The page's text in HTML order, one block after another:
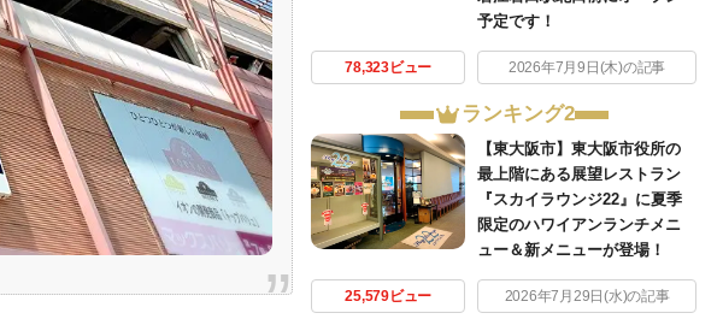
予定です！
78,323ビュー 2026年7月9日(木)の記事
ランキング2
【東大阪市】東大阪市役所の
最上階にある展望レストラン
『スカイラウンジ22』に夏季
限定のハワイアンランチメニ
ュー＆新メニューが登場！
25,579ビュー 2026年7月29日(水)の記事